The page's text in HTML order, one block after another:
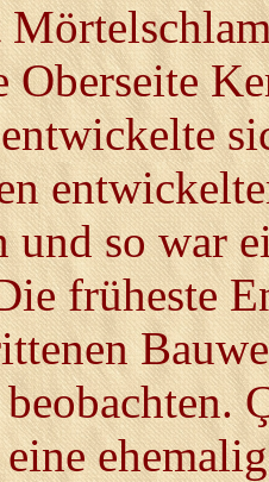
Oberseite
und so war
früheste